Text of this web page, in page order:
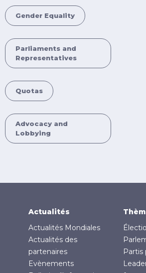
Gender Equality
Parliaments and
Representatives
Quotas
Advocacy and
Lobbying
Actualités
Actualités Mondiales
Actualités des
partenaires
Evènements
Partis